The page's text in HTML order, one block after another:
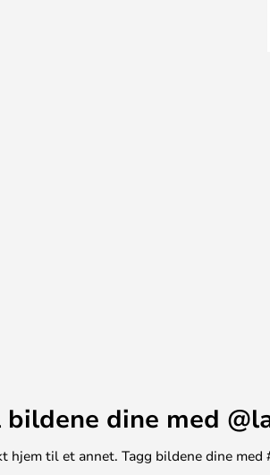
bildene dine med
til et annet. Tagg bildene dine